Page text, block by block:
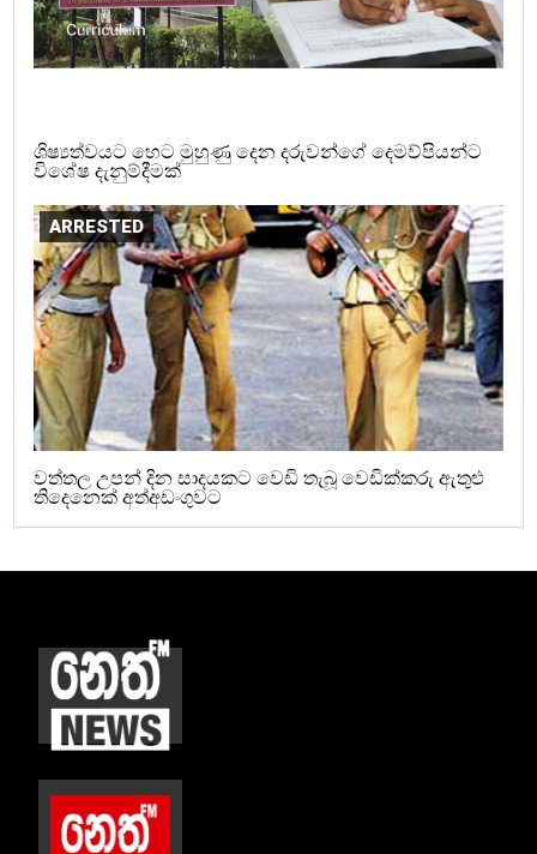
ශිෂ්‍යත්වයට හෙට මුහුණු දෙන දරුවන්ගේ දෙමව්පියන්ට
විශේෂ දැනුම්දීමක්
ARRESTED
වත්තල උපන් දින සාදයකට වෙඩි තැබූ වෙඩික්කරු ඇතුළු
තිදෙනෙක් අත්අඩංගුවට